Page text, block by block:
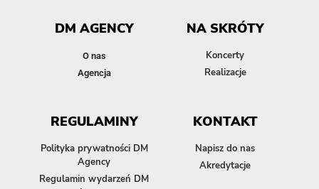
DM AGENCY
O nas
Agencja
NA SKRÓTY
Koncerty
Realizacje
REGULAMINY
Polityka prywatności DM
Agency
Regulamin wydarzeń DM
KONTAKT
Napisz do nas
Akredytacje